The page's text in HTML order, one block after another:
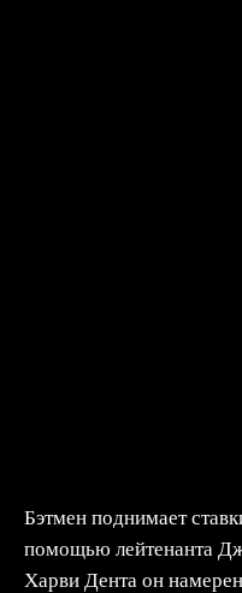
Бэтмен поднимает
помощью лейтенанта
Харви Дента он